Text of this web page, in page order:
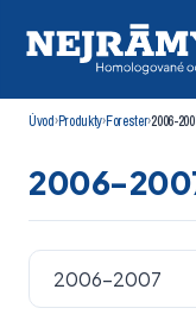
Úvod›Produkty›Forester›2006-
2006-